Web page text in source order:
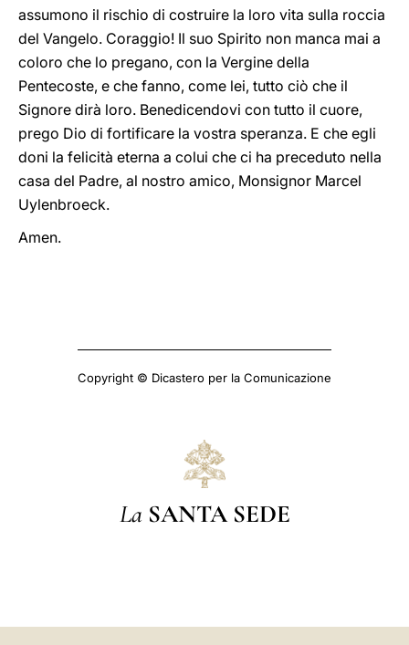
assumono il rischio di costruire la loro vita sulla roccia
del Vangelo. Coraggio! Il suo Spirito non manca mai a
coloro che lo pregano, con la Vergine della
Pentecoste, e che fanno, come lei, tutto ciò che il
Signore dirà loro. Benedicendovi con tutto il cuore,
prego Dio di fortificare la vostra speranza. E che egli
doni la felicità eterna a colui che ci ha preceduto nella
casa del Padre, al nostro amico, Monsignor Marcel
Uylenbroeck.
Amen.
Copyright © Dicastero per la Comunicazione
La SANTA SEDE